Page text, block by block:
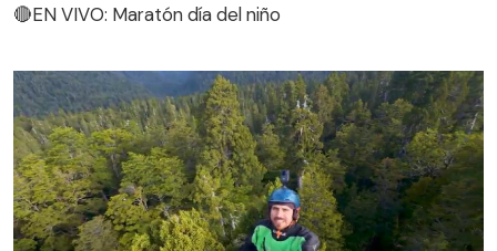
🔴EN VIVO: Maratón día del niño